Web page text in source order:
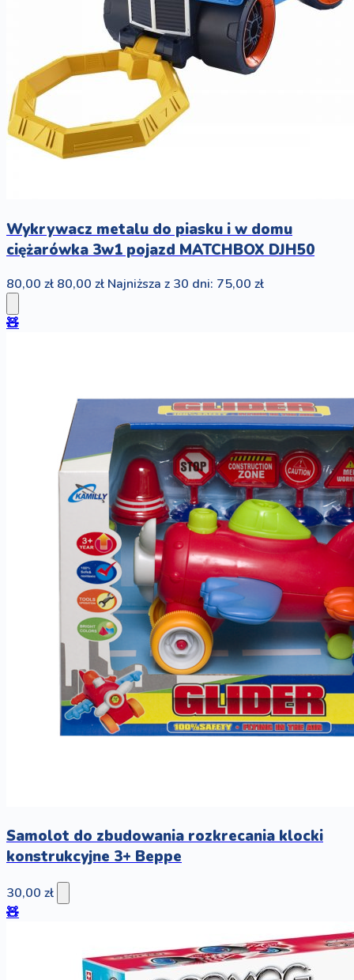
Wykrywacz metalu do piasku i w domu
ciężarówka 3w1 pojazd MATCHBOX DJH50
80,00 zł 80,00 zł Najniższa z 30 dni: 75,00 zł
🧸
Samolot do zbudowania rozkrecania klocki
konstrukcyjne 3+ Beppe
30,00 zł
🧸